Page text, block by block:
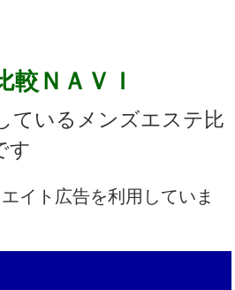
較ＮＡＶＩ
ているメンズエステ比
す
イト広告を利用していま